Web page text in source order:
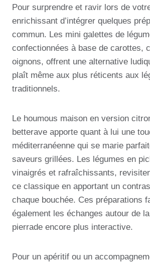
Pour surprendre et ravir lors de
enrichissant d’intégrer quelques
commun. Les mini galettes de
confectionnées à base de carottes,
oignons, offrent une alternative
plaît même aux plus réticents aux
traditionnels.
Le houmous maison en version
betterave apporte quant à lui une
méditerranéenne qui se marie
saveurs grillées. Les légumes en
vinaigrés et rafraîchissants,
ce classique en apportant un
chaque bouchée. Ces préparations
également les échanges autour de
pierrade encore plus interactive.
Pour un apéritif ou un